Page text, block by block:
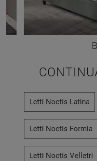
Letti Noctis Latina
Letti Noctis Formia
Letti Noctis Velletri